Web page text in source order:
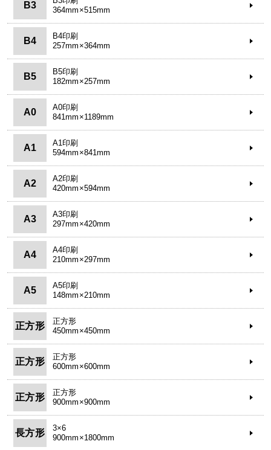
B3
364mm×515mm
B4
B4印刷
257mm×364mm
B5
B5印刷
182mm×257mm
A0
A0印刷
841mm×1189mm
A1
A1印刷
594mm×841mm
A2
A2印刷
420mm×594mm
A3
A3印刷
297mm×420mm
A4
A4印刷
210mm×297mm
A5
A5印刷
148mm×210mm
正方形
正方形
450mm×450mm
正方形
正方形
600mm×600mm
正方形
正方形
900mm×900mm
長方形
3×6
900mm×1800mm